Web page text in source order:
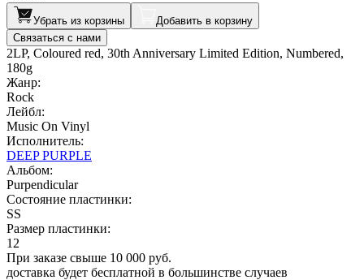
Убрать из корзины
Добавить в корзину
Связаться с нами
2LP, Coloured red, 30th Anniversary Limited Edition, Numbered,
180g
Жанр:
Rock
Лейбл:
Music On Vinyl
Исполнитель:
DEEP PURPLE
Альбом:
Purpendicular
Состояние пластинки:
SS
Размер пластинки:
12
При заказе свыше 10 000 руб.
доставка будет бесплатной в большинстве случаев